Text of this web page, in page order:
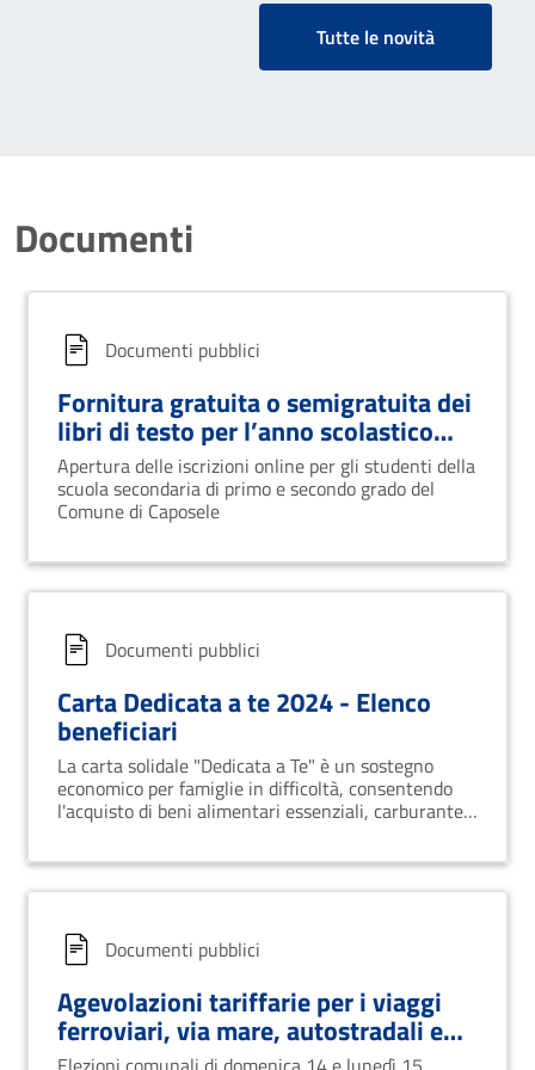
Tutte le novità
Documenti
Documenti pubblici
Fornitura gratuita o semigratuita dei
libri di testo per l’anno scolastico
2025/2026
Apertura delle iscrizioni online per gli studenti della
scuola secondaria di primo e secondo grado del
Comune di Caposele
Documenti pubblici
Carta Dedicata a te 2024 - Elenco
beneficiari
La carta solidale "Dedicata a Te" è un sostegno
economico per famiglie in difficoltà, consentendo
l'acquisto di beni alimentari essenziali, carburante e
Documenti pubblici
Agevolazioni tariffarie per i viaggi
ferroviari, via mare, autostradali e
aerei